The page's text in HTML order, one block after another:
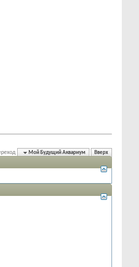
Мой Будущий Аквариум Вверх